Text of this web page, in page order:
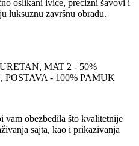
oslikani ivice, precizni šavovi i
luksuznu završnu obradu.
MAT 2 - 50%
- 100% PAMUK
vam obezbedila što kvalitetnije
sajta, kao i prikazivanja